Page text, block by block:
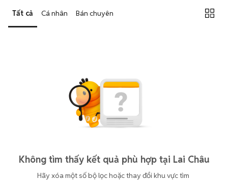
Tất cả Cá nhân Bán chuyên
Không tìm thấy kết quả phù hợp tại Lai Châu
Hãy xóa một số bộ lọc hoặc thay đổi khu vực tìm